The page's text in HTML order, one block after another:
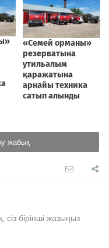
жабық
сіз бірінші жазыңыз